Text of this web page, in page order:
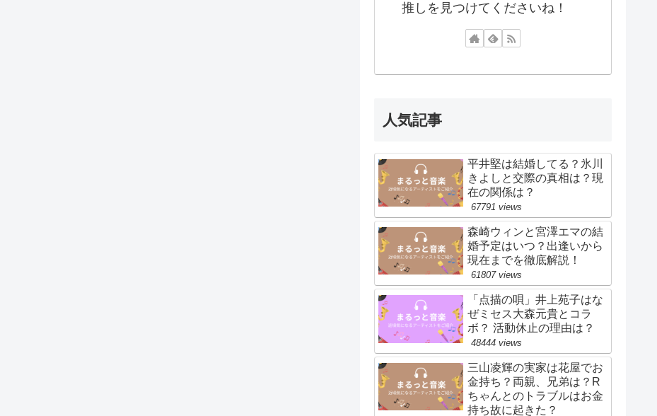
推しを見つけてくださいね！
人気記事
平井堅は結婚してる？氷川
きよしと交際の真相は？現
在の関係は？
67791 views
森崎ウィンと宮澤エマの結
婚予定はいつ？出逢いから
現在までを徹底解説！
61807 views
「点描の唄」井上苑子はな
ぜミセス大森元貴とコラ
ボ？ 活動休止の理由は？
48444 views
三山凌輝の実家は花屋でお
金持ち？両親、兄弟は？R
ちゃんとのトラブルはお金
持ち故に起きた？